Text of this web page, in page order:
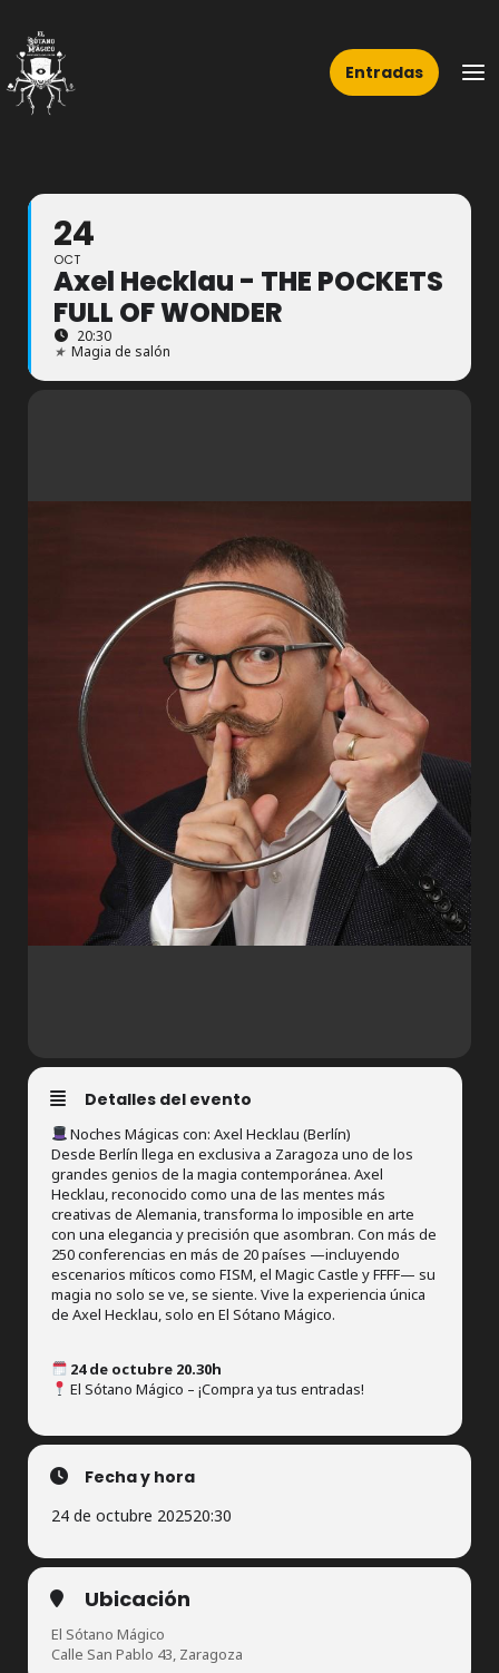
contenido
Entradas
24
OCT
Axel Hecklau - THE POCKETS
FULL OF WONDER
20:30
★ Magia de salón
Detalles del evento
Noches Mágicas con: Axel Hecklau (Berlín)
Desde Berlín llega en exclusiva a Zaragoza uno de los
grandes genios de la magia contemporánea. Axel
Hecklau, reconocido como una de las mentes más
creativas de Alemania, transforma lo imposible en arte
con una elegancia y precisión que asombran. Con más de
250 conferencias en más de 20 países —incluyendo
escenarios míticos como FISM, el Magic Castle y FFFF— su
magia no solo se ve, se siente. Vive la experiencia única
de Axel Hecklau, solo en El Sótano Mágico.
24 de octubre 20.30h
El Sótano Mágico – ¡Compra ya tus entradas!
Fecha y hora
24 de octubre 202520:30
Ubicación
El Sótano Mágico
Calle San Pablo 43, Zaragoza